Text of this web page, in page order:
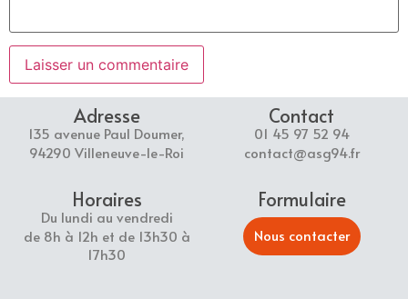
Adresse
135 avenue Paul Doumer,
94290 Villeneuve-le-Roi
Contact
01 45 97 52 94
contact@asg94.fr
Horaires
Du lundi au vendredi
de 8h à 12h et de 13h30 à
17h30
Formulaire
Nous contacter